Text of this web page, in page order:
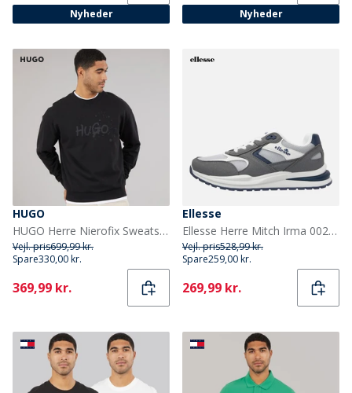
Nyheder Nyheder
HUGO
HUGO Herre Nierofix Sweatshirt Sort
Vejl. pris699,99 kr.
Spare330,00 kr.
Current
369,99 kr.
Ellesse
Ellesse Herre Mitch Irma 002 Træningssko Grå/Hvid
Vejl. pris528,99 kr.
Spare259,00 kr.
Current
269,99 kr.